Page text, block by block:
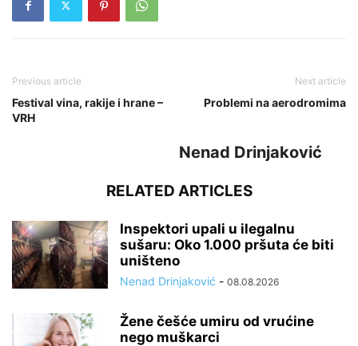
Previous article
Festival vina, rakije i hrane –
VRH
Next article
Problemi na aerodromima
Nenad Drinjaković
RELATED ARTICLES
Inspektori upali u ilegalnu
sušaru: Oko 1.000 pršuta će biti
uništeno
Nenad Drinjaković - 08.08.2026
Žene češće umiru od vrućine
nego muškarci